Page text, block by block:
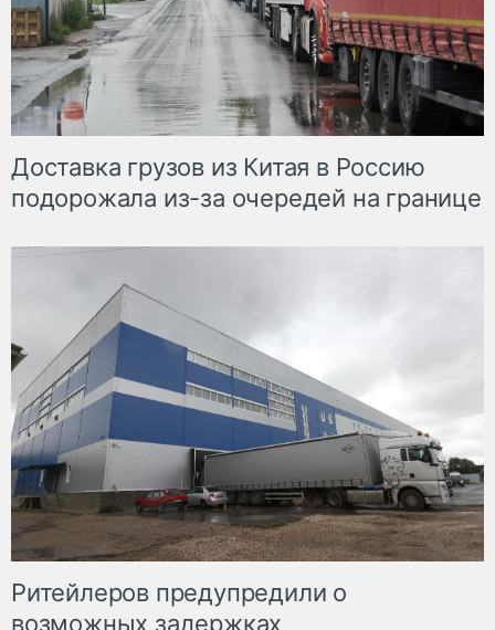
Доставка грузов из Китая в Россию
подорожала из-за очередей на границе
Ритейлеров предупредили о
возможных задержках